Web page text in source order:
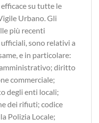
su tutte le
Urbano. Gli
più recenti
sono relativi a
e in particolare:
diritto
commerciale;
degli enti locali;
dei rifiuti; codice
Polizia Locale;